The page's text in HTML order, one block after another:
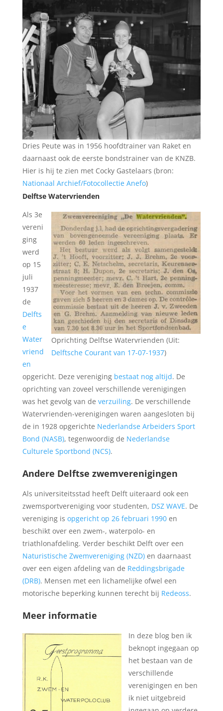
Dries Peute was in 1956 hoofdtrainer van Raket en
daarnaast ook de eerste bondstrainer van de KNZB.
Hier is hij te zien met Cocky Gastelaars (bron:
Nationaal Archief/Fotocollectie Anefo)
Delftse Watervrienden
Oprichting Delftse Watervrienden (Uit:
Delftsche Courant van 17-07-1937)
Als 3e
vereni
ging
werd
op 15
juli
1937
de
Delfts
e
Water
vriend
en
opgericht. Deze vereniging bestaat nog altijd. De
oprichting van zoveel verschillende verenigingen
was het gevolg van de verzuiling. De verschillende
Watervrienden-verenigingen waren aangesloten bij
de in 1928 opgerichte Nederlandse Arbeiders Sport
Bond (NASB), tegenwoordig de Nederlandse
Culturele Sportbond (NCS).
Andere Delftse zwemverenigingen
Als universiteitsstad heeft Delft uiteraard ook een
zwemsportvereniging voor studenten, DSZ WAVE. De
vereniging is opgericht op 26 februari 1990en
beschikt over een zwem-, waterpolo- en
triathlonafdeling. Verder beschikt Delft over een
Naturistische Zwemvereniging (NZD)en daarnaast
over een eigen afdeling van de Reddingsbrigade
(DRB). Mensen met een lichamelijke ofwel een
motorische beperking kunnen terecht bij Redeoss.
Meer informatie
In deze blog ben ik
beknopt ingegaan op
het bestaan van de
verschillende
verenigingen en ben
ik niet uitgebreid